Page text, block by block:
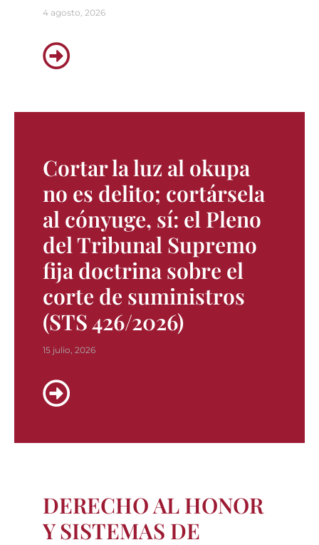
4 agosto, 2026
Cortar la luz al okupa
no es delito; cortársela
al cónyuge, sí: el Pleno
del Tribunal Supremo
fija doctrina sobre el
corte de suministros
(STS 426/2026)
15 julio, 2026
DERECHO AL HONOR
Y SISTEMAS DE